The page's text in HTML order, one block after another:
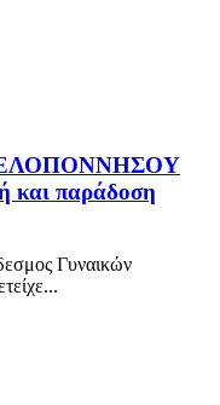
παράδοση
Γυναικών